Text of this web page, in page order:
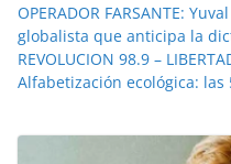
OPERADOR FARSANTE:
globalista que anticipa la
REVOLUCION 98.9 –
Alfabetización ecológica: las